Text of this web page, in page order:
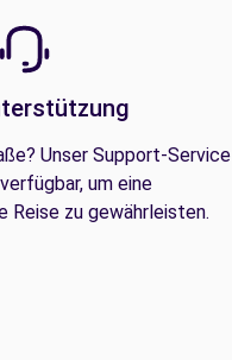
Unser Support-Service
um eine
Reise zu gewährleisten.